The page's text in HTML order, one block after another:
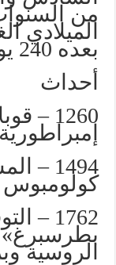
من
الميلادي
بعده 240 يوما لانتهاء السنة.
أحداث
1260
1494
كولومبوس
1762
بطرسبرغ»
الروسية